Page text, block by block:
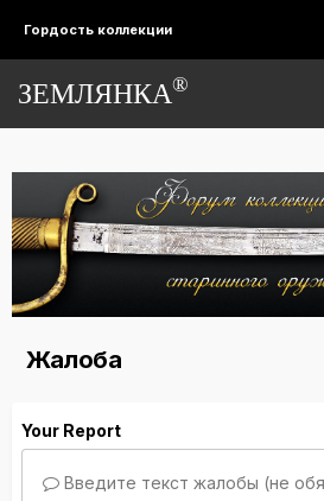
Гордость коллекции
ЗЕМЛЯНКА®
Жалоба
Your Report
Введите текст жалобы (не